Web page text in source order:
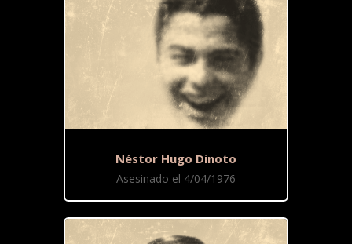
Néstor Hugo Dinoto
Asesinado el 4/04/1976